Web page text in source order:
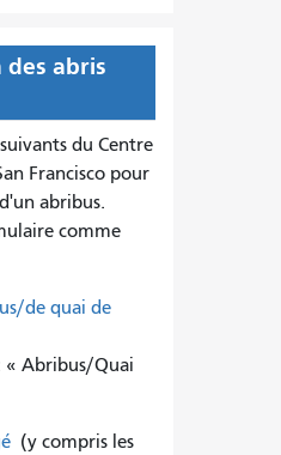
abris
du Centre
Francisco pour
abribus.
comme
de quai de
« Abribus/Quai
(y compris les